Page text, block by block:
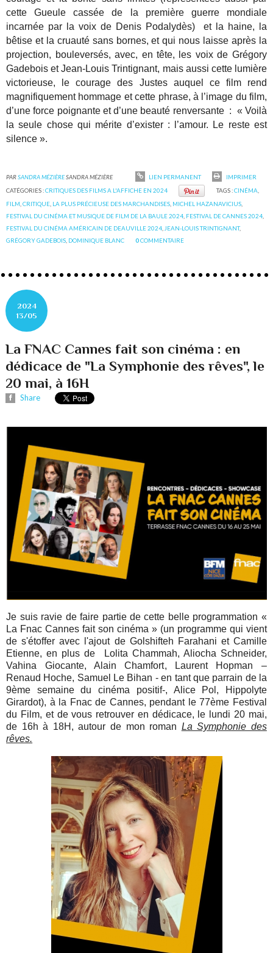
cette Gueule cassée de la première guerre mondiale
incarnée par la voix de Denis Podalydès) et la haine, la
bêtise et la cruauté sans bornes, et qui nous laisse après la
projection, bouleversés, avec, en tête, les voix de Grégory
Gadebois et Jean-Louis Trintignant, mais aussi cette lumière
victorieuse, le courage des Justes auquel ce film rend
magnifiquement hommage et cette phrase, à l’image du film,
d’une force poignante et d’une beauté renversante : « Voilà
la seule chose qui mérite d’exister : l’amour. Le reste est
silence ».
PARSANDRA MÉZIÈRESANDRA MÉZIÈRE LIEN PERMANENT
IMPRIMER
CATÉGORIES :CRITIQUES DES FILMS A L'AFFICHE EN 2024 TAGS :CINÉMA
FILM ,CRITIQUE LA PLUS PRÉCIEUSE DES MARCHANDISES MICHEL HAZANAVICIUS
FESTIVAL DU CINÉMA ET MUSIQUE DE FILM DE LA BAULE 2024 FESTIVAL DE CANNES 2024
FESTIVAL DU CINÉMA AMÉRICAIN DE DEAUVILLE 2024 JEAN-LOUIS TRINTIGNANT,
GRÉGORY GADEBOIS DOMINIQUE BLANC 0COMMENTAIRE
2024
13/05
La FNAC Cannes fait son cinéma : en
dédicace de "La Symphonie des rêves", le
20 mai, à 16H
Share
Je suis ravie de faire partie de cette belle programmation «
La Fnac Cannes fait son cinéma » (un programme qui vient
de s'étoffer avec l'ajout de Golshifteh Farahani et Camille
Etienne, en plus de Lolita Chammah, Aliocha Schneider,
Vahina Giocante, Alain Chamfort, Laurent Hopman –
Renaud Hoche, Samuel Le Bihan - en tant que parrain de la
9ème semaine du cinéma positif-, Alice Pol, Hippolyte
Girardot), à la Fnac de Cannes, pendant le 77ème Festival
du Film, et de vous retrouver en dédicace, le lundi 20 mai,
de 16h à 18H, autour de mon roman La Symphonie des
rêves.